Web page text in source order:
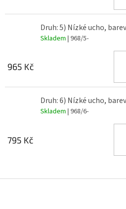
Druh: 5) Nízké ucho,
Skladem | 968/5-
965 Kč
Druh: 6) Nízké ucho,
Skladem | 968/6-
795 Kč